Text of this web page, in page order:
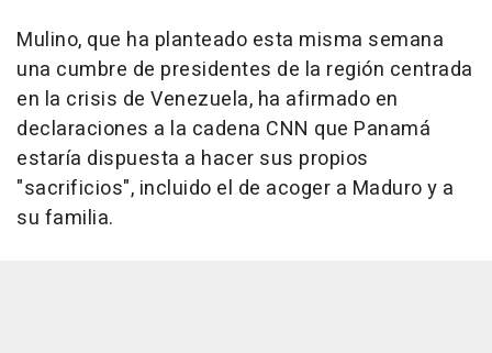
Mulino, que ha planteado esta misma semana
una cumbre de presidentes de la región centrada
en la crisis de Venezuela, ha afirmado en
declaraciones a la cadena CNN que Panamá
estaría dispuesta a hacer sus propios
"sacrificios", incluido el de acoger a Maduro y a
su familia.